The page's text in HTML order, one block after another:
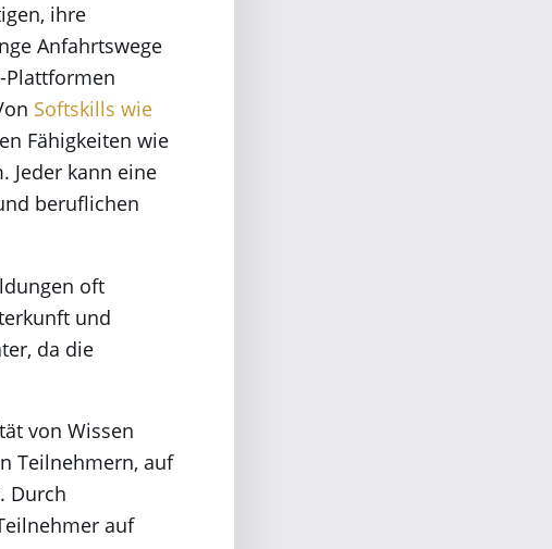
ihre
Anfahrtswege
Plattformen
Softskills wie
Fähigkeiten wie
Jeder kann eine
beruflichen
oft
und
da die
von Wissen
Teilnehmern, auf
Durch
auf